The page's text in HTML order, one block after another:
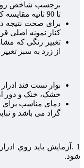
تا 90 ثانیه مقایسه کنید.
برای صحت نتیجه
کنار نمونه اصلی
تغییر رنگی که
از زرد به سبز
نوار تست قند
خشک، خنک و دور
گراد می باشد و
1 .آزمايش بايد روي
شود.